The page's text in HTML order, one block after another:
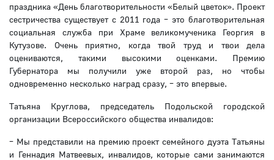
праздника «День благотворительности «Белый цветок». Проект
сестричества существует с 2011 года – это благотворительная
социальная служба при Храме великомученика Георгия в
Кутузове. Очень приятно, когда твой труд и твои дела
оцениваются, такими высокими оценками. Премию
Губернатора мы получили уже второй раз, но чтобы
одновременно несколько наград сразу, – это впервые.
Татьяна Круглова, председатель Подольской городской
организации Всероссийского общества инвалидов:
– Мы представили на премию проект семейного дуэта Татьяны
и Геннадия Матвеевых, инвалидов, которые сами занимаются